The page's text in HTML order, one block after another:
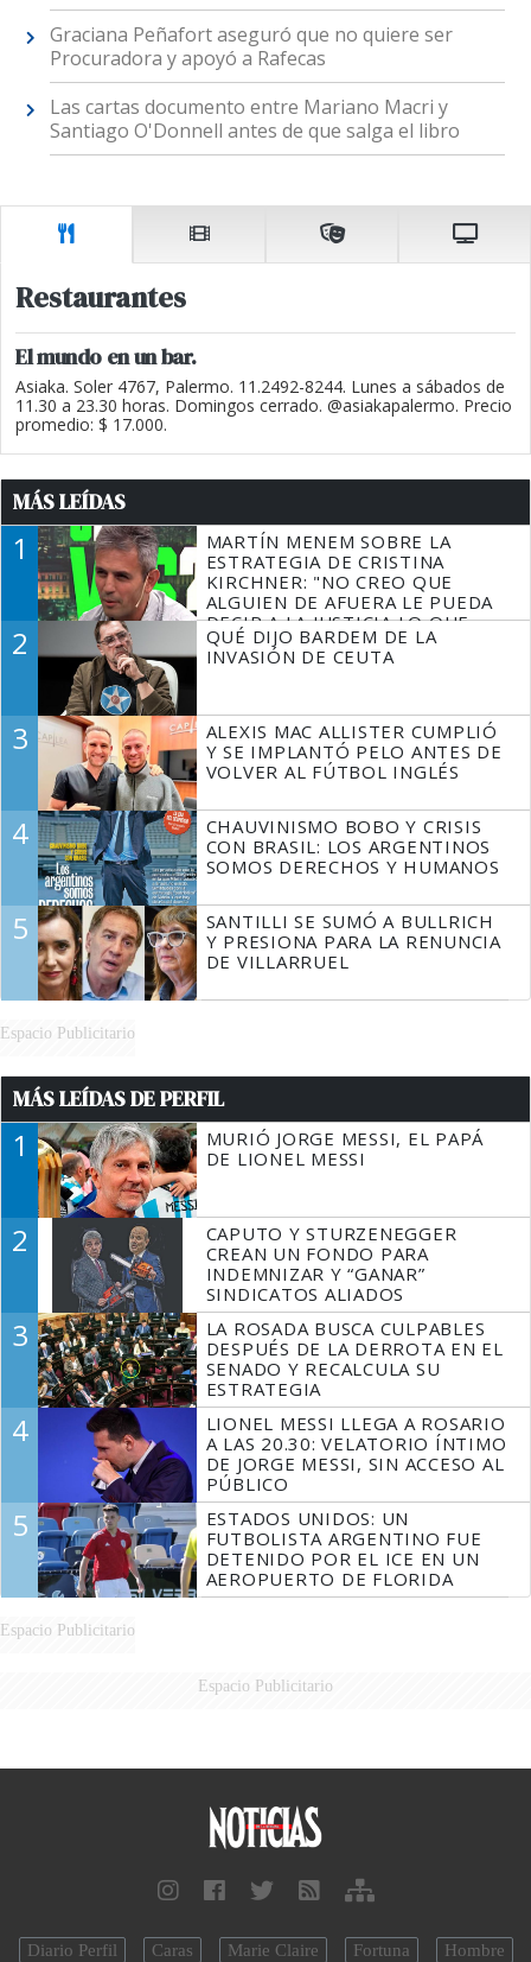
Graciana Peñafort aseguró que no quiere ser
Procuradora y apoyó a Rafecas
Las cartas documento entre Mariano Macri y
Santiago O'Donnell antes de que salga el libro
Restaurantes
El mundo en un bar.
Asiaka. Soler 4767, Palermo. 11.2492-8244. Lunes a sábados de
11.30 a 23.30 horas. Domingos cerrado. @asiakapalermo. Precio
promedio: $ 17.000.
MÁS LEÍDAS
1
MARTÍN MENEM SOBRE LA
ESTRATEGIA DE CRISTINA
KIRCHNER: "NO CREO QUE
ALGUIEN DE AFUERA LE PUEDA
DECIR A LA JUSTICIA LO QUE
TIENE QUE HACER"
2
QUÉ DIJO BARDEM DE LA
INVASIÓN DE CEUTA
3
ALEXIS MAC ALLISTER CUMPLIÓ
Y SE IMPLANTÓ PELO ANTES DE
VOLVER AL FÚTBOL INGLÉS
4
CHAUVINISMO BOBO Y CRISIS
CON BRASIL: LOS ARGENTINOS
SOMOS DERECHOS Y HUMANOS
5
SANTILLI SE SUMÓ A BULLRICH
Y PRESIONA PARA LA RENUNCIA
DE VILLARRUEL
Espacio Publicitario
MÁS LEÍDAS DE PERFIL
1
MURIÓ JORGE MESSI, EL PAPÁ
DE LIONEL MESSI
2
CAPUTO Y STURZENEGGER
CREAN UN FONDO PARA
INDEMNIZAR Y “GANAR”
SINDICATOS ALIADOS
3
LA ROSADA BUSCA CULPABLES
DESPUÉS DE LA DERROTA EN EL
SENADO Y RECALCULA SU
ESTRATEGIA
4
LIONEL MESSI LLEGA A ROSARIO
A LAS 20.30: VELATORIO ÍNTIMO
DE JORGE MESSI, SIN ACCESO AL
PÚBLICO
5
ESTADOS UNIDOS: UN
FUTBOLISTA ARGENTINO FUE
DETENIDO POR EL ICE EN UN
AEROPUERTO DE FLORIDA
Espacio Publicitario
Espacio Publicitario
Diario Perfil Caras Marie Claire Fortuna Hombre